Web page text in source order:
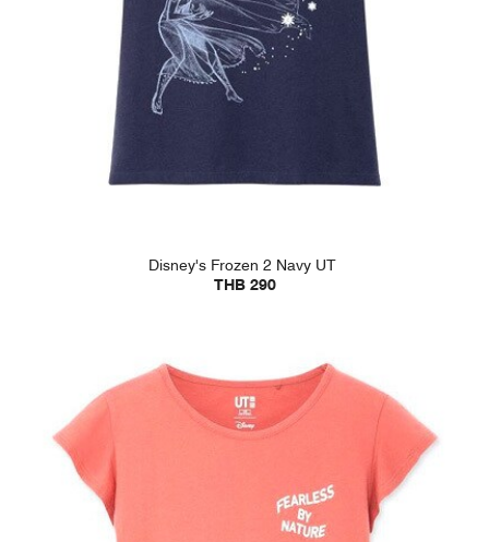
Disney's Frozen 2 Navy UT
THB 290